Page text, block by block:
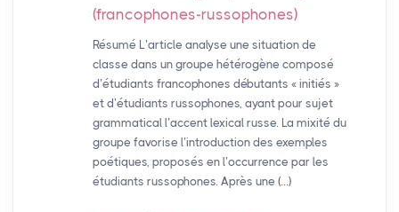
(francophones-russophones)
Résumé L’article analyse une situation de
classe dans un groupe hétérogène composé
d’étudiants francophones débutants « initiés »
et d’étudiants russophones, ayant pour sujet
grammatical l’accent lexical russe. La mixité du
groupe favorise l’introduction des exemples
poétiques, proposés en l’occurrence par les
étudiants russophones. Après une (…)